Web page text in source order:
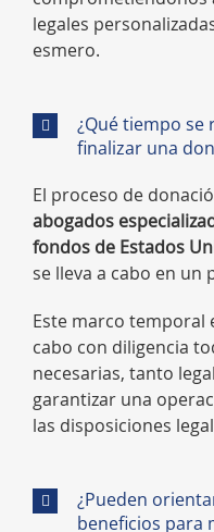
legales
esmero.
¿Qué tiempo
finalizar una
El proceso de
abogados
fondos de Estados
se lleva a cabo en un
Este marco temporal
cabo con diligencia
necesarias, tanto
garantizar una
las disposiciones
¿Pueden
beneficios para